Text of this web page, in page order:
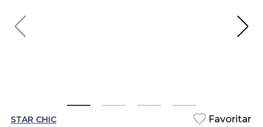
STAR CHIC